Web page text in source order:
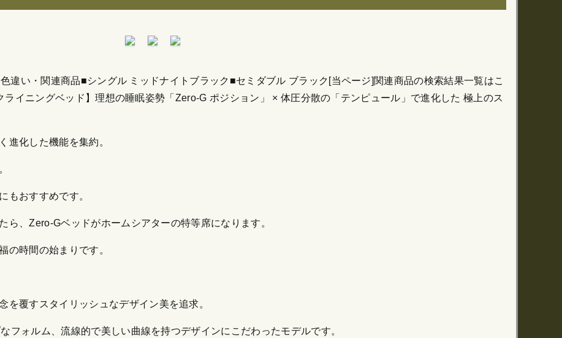
違い・関連商品■シングル ミッドナイトブラック■セミダブル ブラック[当ページ]関連商品の検索結果一覧はこ
イニングベッド】理想の睡眠姿勢「Zero-G ポジション」 × 体圧分散の「テンピュール」で進化した 極上のス
進化した機能を集約。
もおすすめです。
ら、Zero-Gベッドがホームシアターの特等席になります。
の時間の始まりです。
を覆すスタイリッシュなデザイン美を追求。
フォルム、流線的で美しい曲線を持つデザインにこだわったモデルです。